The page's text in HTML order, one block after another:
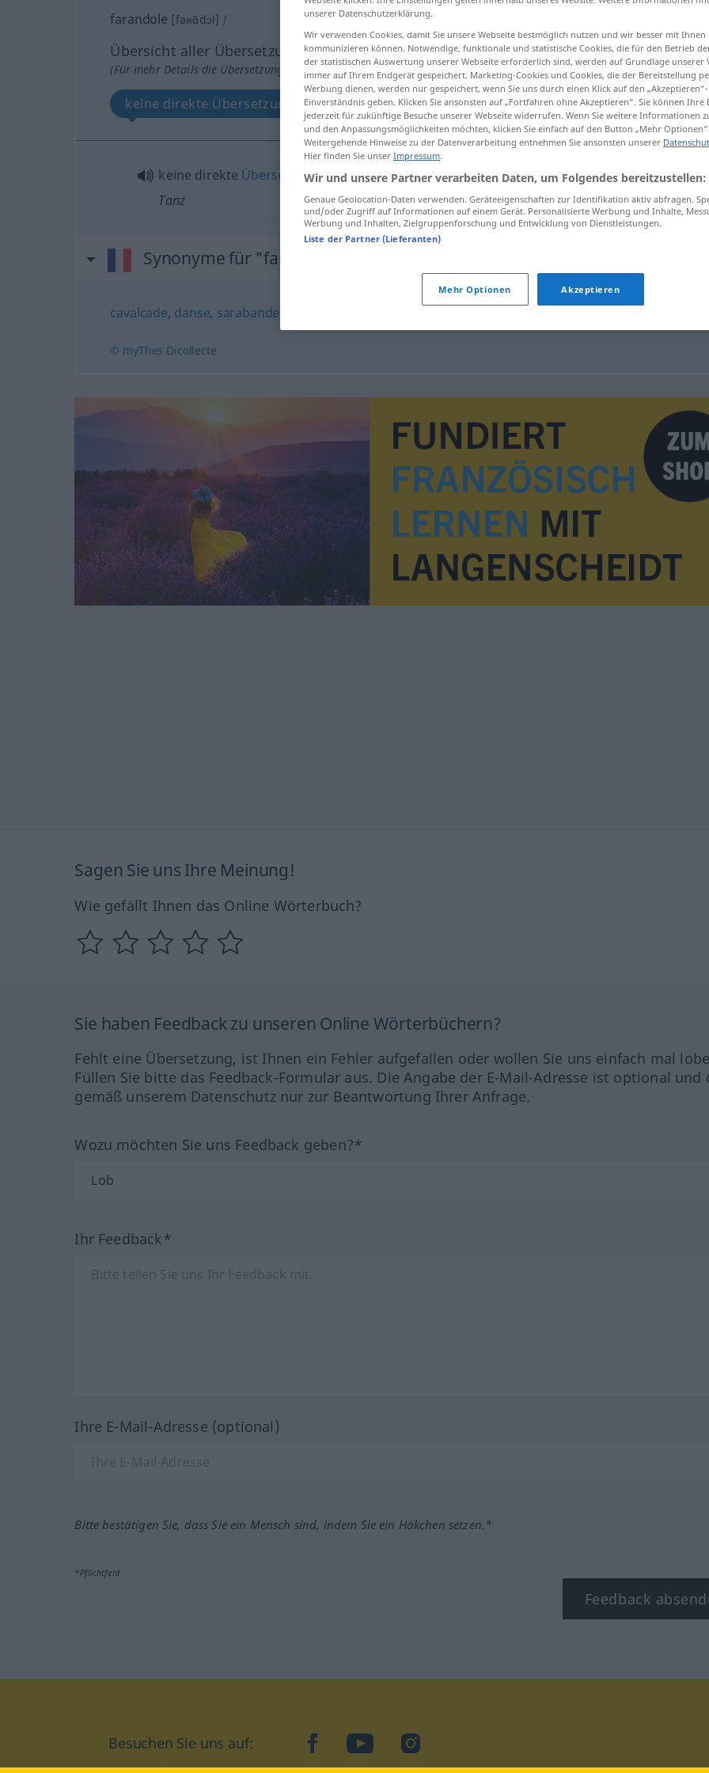
farandole [faʀɑ̃dɔl] f
Übersicht aller Übersetzungen
(Für mehr Details die Übersetzung anklicken/antippen)
keine direkte Übersetzung
keine direkte Übersetzungprovenzalischer
Tanz
farandole
Synonyme für "farandole"
cavalcade, danse, sarabande
© myThes Dicollecte
Sagen Sie uns Ihre Meinung!
Wie gefällt Ihnen das Online Wörterbuch?
Sie haben Feedback zu unseren Online Wörterbüchern?
Fehlt eine Übersetzung, ist Ihnen ein Fehler aufgefallen oder wollen Sie uns einfach mal
Füllen Sie bitte das Feedback-Formular aus. Die Angabe der E-Mail-Adresse ist optional und
gemäß unserem Datenschutz nur zur Beantwortung Ihrer Anfrage.
Wozu möchten Sie uns Feedback geben?*
Ihr Feedback*
Ihre E-Mail-Adresse (optional)
Bitte bestätigen Sie, dass Sie ein Mensch sind, indem Sie ein Häkchen setzen.*
*Pflichtfeld
Feedback
Besuchen Sie uns auf: facebookYouTubeInstagram
unserer Datenschutzerklärung.
Wir verwenden Cookies, damit Sie unsere Webseite bestmöglich nutzen und wir besser mit Ihnen
kommunizieren können. Notwendige, funktionale und statistische Cookies, die für den Betrieb
der statistischen Auswertung unserer Webseite erforderlich sind, werden auf Grundlage unserer
immer auf Ihrem Endgerät gespeichert. Marketing-Cookies und Cookies, die der Bereitstellung
Werbung dienen, werden nur gespeichert, wenn Sie uns durch einen Klick auf den
Einverständnis geben. Klicken Sie ansonsten auf „Fortfahren ohne Akzeptieren“. Sie können
jederzeit für zukünftige Besuche unserer Webseite widerrufen. Wenn Sie weitere Informationen
und den Anpassungsmöglichkeiten möchten, klicken Sie einfach auf den Button „Mehr
Weitergehende Hinweise zu der Datenverarbeitung entnehmen Sie ansonsten unserer
Hier finden Sie unser Impressum.
Wir und unsere Partner verarbeiten Daten, um Folgendes bereitzustellen:
Genaue Geolocation-Daten verwenden. Geräteeigenschaften zur Identifikation aktiv abfragen.
und/oder Zugriff auf Informationen auf einem Gerät. Personalisierte Werbung und Inhalte,
Werbung und Inhalten, Zielgruppenforschung und Entwicklung von Dienstleistungen.
Liste der Partner (Lieferanten)
Mehr Optionen Akzeptieren